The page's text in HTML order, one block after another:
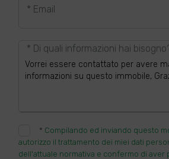
* Email
* Di quali informazioni hai
* Compilando ed inviando questo
autorizzo il trattamento dei miei dati
dell'attuale normativa e confermo di aver